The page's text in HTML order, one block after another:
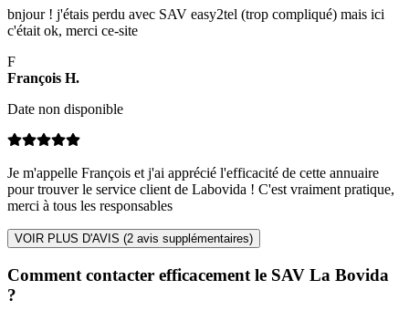
bnjour ! j'étais perdu avec SAV easy2tel (trop compliqué) mais ici
c'était ok, merci ce-site
F
François H.
Date non disponible
Je m'appelle François et j'ai apprécié l'efficacité de cette annuaire
pour trouver le service client de Labovida ! C'est vraiment pratique,
merci à tous les responsables
VOIR PLUS D'AVIS (2 avis supplémentaires)
Comment contacter efficacement le SAV La Bovida
?